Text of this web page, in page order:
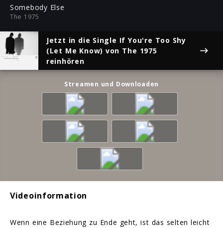
Somebody Else
The 1975
Jetzt in die Single If You're Too Shy
(Let Me Know) von The 1975
reinhören
Streamen und Downloaden
Videoinformation
Wenn eine Beziehung zu Ende geht, ist das selten leicht